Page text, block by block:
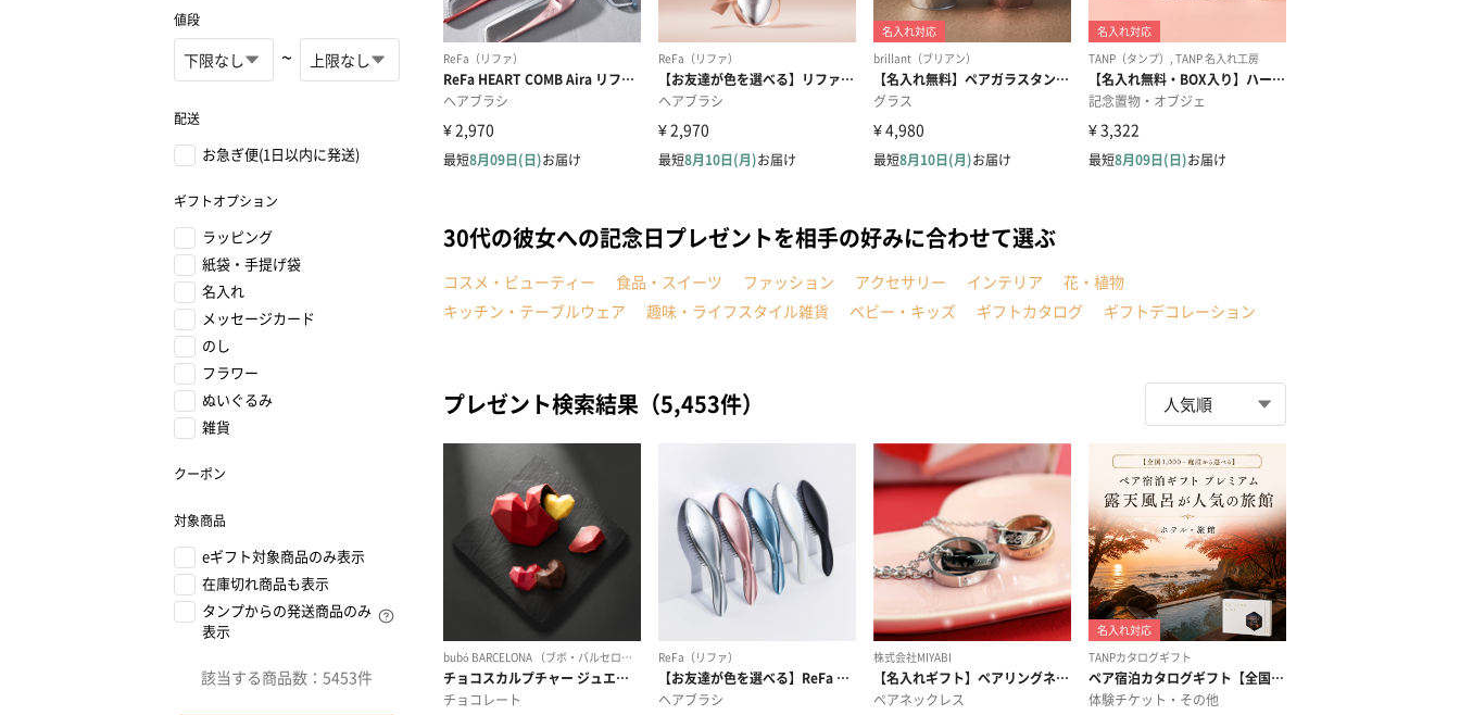
値段
~
配送
お急ぎ便(1日以内に発送)
ギフトオプション
ラッピング
紙袋・手提げ袋
名入れ
メッセージカード
のし
フラワー
ぬいぐるみ
雑貨
クーポン
対象商品
eギフト対象商品のみ表示
在庫切れ商品も表示
タンプからの発送商品のみ
表示
該当する商品数： 5453件
30代の彼女への記念日プレゼントを相手の好みに合わせて選ぶ
コスメ・ビューティー 食品・スイーツ ファッション アクセサリー インテリア
花・植物
キッチン・テーブルウェア
趣味・ライフスタイル雑貨 ベビー・キッズ ギフトカタログ ギフトデコレーション
プレゼント検索結果（5,453件）